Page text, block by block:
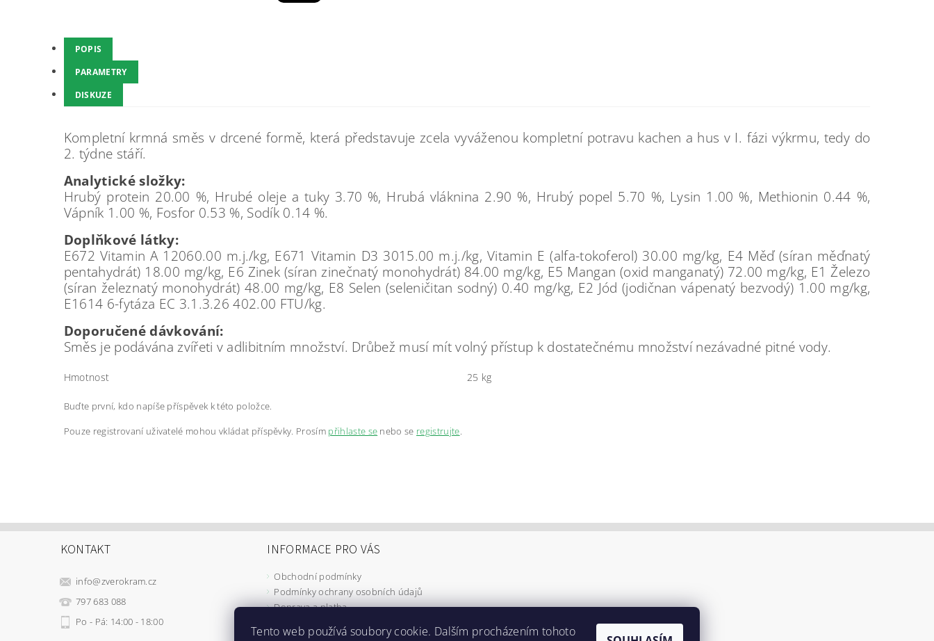
POPIS
PARAMETRY
DISKUZE
Kompletní krmná směs v drcené formě, která představuje zcela vyváženou kompletní potravu kachen a hus v I. fázi výkrmu, tedy do
2. týdne stáří.
Analytické složky:
Hrubý protein 20.00 %, Hrubé oleje a tuky 3.70 %, Hrubá vláknina 2.90 %, Hrubý popel 5.70 %, Lysin 1.00 %, Methionin 0.44 %,
Vápník 1.00 %, Fosfor 0.53 %, Sodík 0.14 %.
Doplňkové látky:
E672 Vitamin A 12060.00 m.j./kg, E671 Vitamin D3 3015.00 m.j./kg, Vitamin E (alfa-tokoferol) 30.00 mg/kg, E4 Měď (síran měďnatý
pentahydrát) 18.00 mg/kg, E6 Zinek (síran zinečnatý monohydrát) 84.00 mg/kg, E5 Mangan (oxid manganatý) 72.00 mg/kg, E1 Železo
(síran železnatý monohydrát) 48.00 mg/kg, E8 Selen (seleničitan sodný) 0.40 mg/kg, E2 Jód (jodičnan vápenatý bezvodý) 1.00 mg/kg,
E1614 6-fytáza EC 3.1.3.26 402.00 FTU/kg.
Doporučené dávkování:
Směs je podávána zvířeti v adlibitním množství. Drůbež musí mít volný přístup k dostatečnému množství nezávadné pitné vody.
Hmotnost 25 kg
Buďte první, kdo napíše příspěvek k této položce.
Pouze registrovaní uživatelé mohou vkládat příspěvky. Prosím přihlaste se nebo se registrujte.
KONTAKT
info@zverokram.cz
797 683 088
Po - Pá: 14:00 - 18:00
INFORMACE PRO VÁS
Obchodní podmínky
Podmínky ochrany osobních údajů
Doprava a platba
Tento web používá soubory cookie. Dalším procházením tohoto